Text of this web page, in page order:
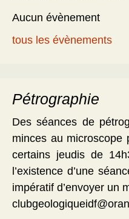
Aucun évènement
tous les évènements
Pétrographie
Des séances de
minces au microscope
certains jeudis de
l’existence d’une
impératif d’envoyer un